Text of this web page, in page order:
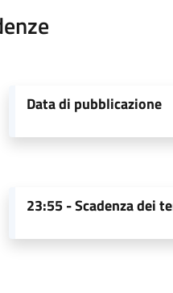
Data di pubblicazione
23:55 -Scadenza dei